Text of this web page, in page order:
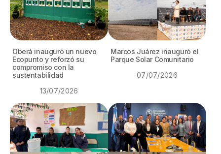
Oberá inauguró un nuevo
Ecopunto y reforzó su
compromiso con la
sustentabilidad
13/07/2026
Marcos Juárez inauguró el
Parque Solar Comunitario
07/07/2026